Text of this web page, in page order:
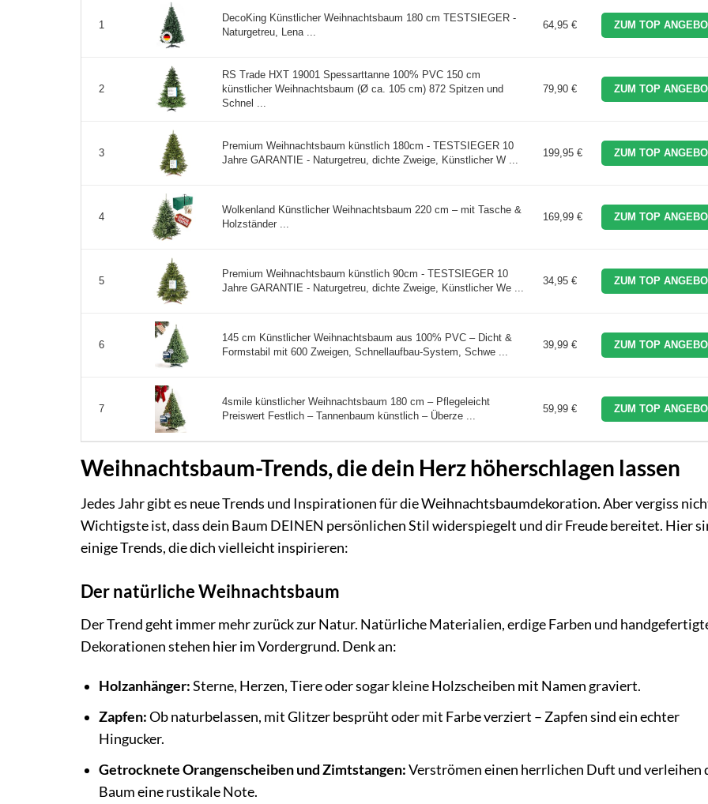
1
DecoKing Künstlicher Weihnachtsbaum 180 cm TESTSIEGER -
Naturgetreu, Lena ...
64,95 € ZUM TOP
2
RS Trade HXT 19001 Spessarttanne 100% PVC 150 cm
künstlicher Weihnachtsbaum (Ø ca. 105 cm) 872 Spitzen und
Schnel ...
79,90 € ZUM TOP
3
Premium Weihnachtsbaum künstlich 180cm - TESTSIEGER 10
Jahre GARANTIE - Naturgetreu, dichte Zweige, Künstlicher W ...
199,95 € ZUM TOP
4
Wolkenland Künstlicher Weihnachtsbaum 220 cm – mit Tasche &
Holzständer ...
169,99 € ZUM TOP
5
Premium Weihnachtsbaum künstlich 90cm - TESTSIEGER 10
Jahre GARANTIE - Naturgetreu, dichte Zweige, Künstlicher We ...
34,95 € ZUM TOP
6
145 cm Künstlicher Weihnachtsbaum aus 100% PVC – Dicht &
Formstabil mit 600 Zweigen, Schnellaufbau-System, Schwe ...
39,99 € ZUM TOP
7
4smile künstlicher Weihnachtsbaum 180 cm – Pflegeleicht
Preiswert Festlich – Tannenbaum künstlich – Überze ...
59,99 € ZUM TOP
Weihnachtsbaum-Trends, die dein Herz höherschlagen lassen
Jedes Jahr gibt es neue Trends und Inspirationen für die Weihnachtsbaumdekoration. Aber vergiss
Wichtigste ist, dass dein Baum DEINEN persönlichen Stil widerspiegelt und dir Freude bereitet. Hier
einige Trends, die dich vielleicht inspirieren:
Der natürliche Weihnachtsbaum
Der Trend geht immer mehr zurück zur Natur. Natürliche Materialien, erdige Farben und
Dekorationen stehen hier im Vordergrund. Denk an:
Holzanhänger:Sterne, Herzen, Tiere oder sogar kleine Holzscheiben mit Namen graviert.
Zapfen:Ob naturbelassen, mit Glitzer besprüht oder mit Farbe verziert – Zapfen sind ein echter
Hingucker.
Getrocknete Orangenscheiben und Zimtstangen:Verströmen einen herrlichen Duft und verleihen
Baum eine rustikale Note.